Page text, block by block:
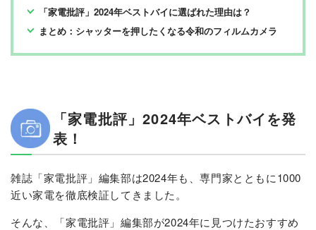
「家電批評」2024年ベストバイに選ばれた理由は？
まとめ：シャッターを押したくなる令和のフィルムカメラ
「家電批評」2024年ベストバイを発
表！
雑誌「家電批評」編集部は2024年も、専門家とともに1000
近い家電を徹底検証してきました。
そんな、「家電批評」編集部が2024年に見つけたおすすめ